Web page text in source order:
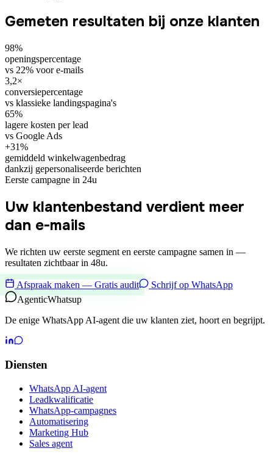
Gemeten resultaten bij onze klanten
98%
openingspercentage
vs 22% voor e-mails
3,2×
conversiepercentage
vs klassieke landingspagina's
65%
lagere kosten per lead
vs Google Ads
+31%
gemiddeld winkelwagenbedrag
dankzij gepersonaliseerde berichten
Eerste campagne in 24u
Uw klantenbestand verdient meer
dan e-mails
We richten uw eerste segment en eerste campagne samen in —
resultaten zichtbaar in 48u.
Afspraak maken — Gratis audit
Schrijf op WhatsApp
AgenticWhatsup
De enige WhatsApp AI-agent die uw klanten ziet, hoort en begrijpt.
Diensten
WhatsApp AI-agent
Leadkwalificatie
WhatsApp-campagnes
Automatisering
Marketing Hub
Sales agent